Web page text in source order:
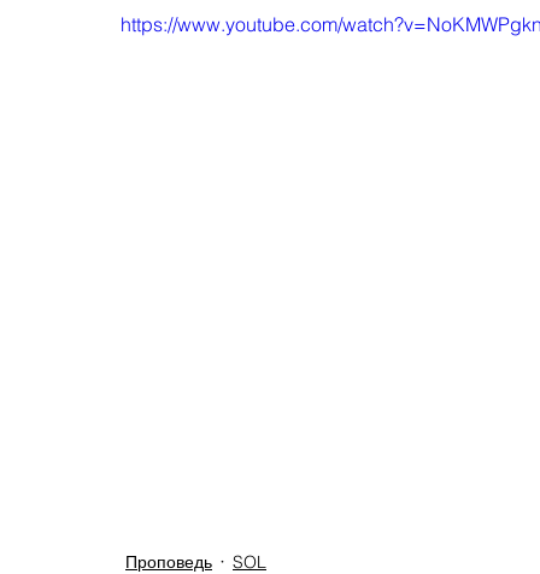
https://www.youtube.com/
Проповедь SOL